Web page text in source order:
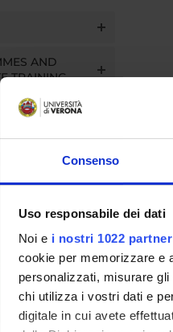
Consenso
Uso responsabile dei dati
Noi e i nostri 1022 partner
cookie per memorizzare e
personalizzati, misurare
chi utilizza i vostri dati e
digitale in cui avete
AND
TRAINING